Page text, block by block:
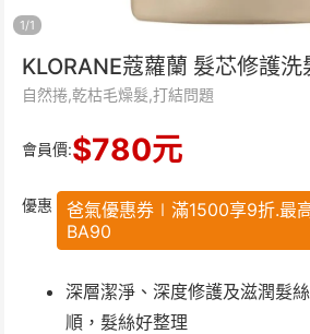
1/1
KLORANE蔻蘿蘭 髮芯修護
自然捲,乾枯毛燥髮,打結問題
會員價:$780元
優惠
爸氣優惠券∣滿1500享9折.最
BA90
深層潔淨、深度修護及滋潤髮
順，髮絲好整理